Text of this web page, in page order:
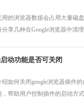
用的浏览器数据会占用大量磁
分享几种在Google浏览器中清理
空间。
动功能是否可关闭
绍如何关闭google浏览器插件
，帮助用户控制插件的启动方式